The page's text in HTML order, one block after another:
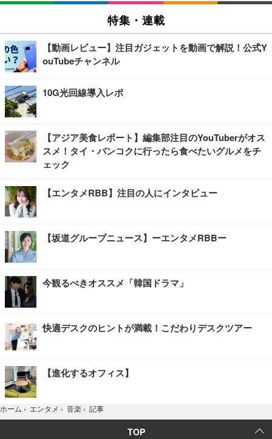
特集・連載
【動画レビュー】注目ガジェットを動画で解説！公式Y
ouTubeチャンネル
10G光回線導入レポ
【アジア美食レポート】編集部注目のYouTuberがオス
スメ！タイ・バンコクに行ったら食べたいグルメをチ
ェック
【エンタメRBB】注目の人にインタビュー
【坂道グループニュース】ーエンタメRBBー
今観るべきオススメ「韓国ドラマ」
快適デスクのヒントが満載！こだわりデスクツアー
【進化するオフィス】
ホーム › エンタメ › 音楽 › 記事
TOP